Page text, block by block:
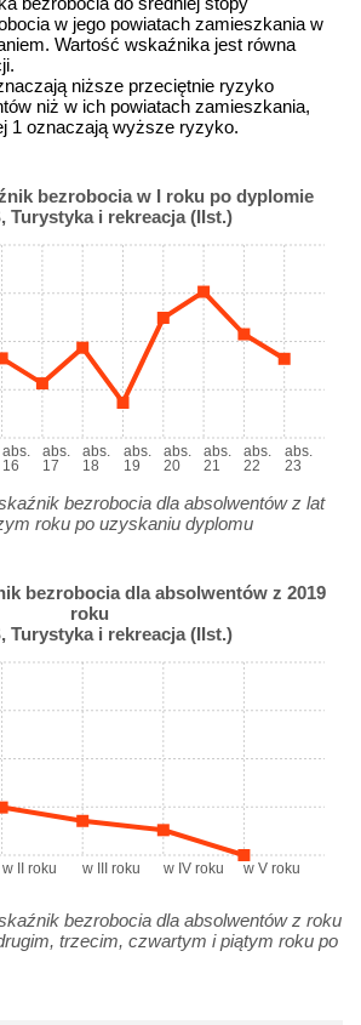
w jego powiatach zamieszkania w
Wartość wskaźnika jest równa
niższe przeciętnie ryzyko
niż w ich powiatach zamieszkania,
1 oznaczają wyższe ryzyko.
bezrobocia w I roku po dyplomie
Turystyka i rekreacja (IIst.)
abs.
16
abs.
17
abs.
18
abs.
19
abs.
20
abs.
21
abs.
22
abs.
23
bezrobocia dla absolwentów z lat
roku po uzyskaniu dyplomu
bezrobocia dla absolwentów z 2019
roku
Turystyka i rekreacja (IIst.)
w II roku w III roku w IV roku w V roku
bezrobocia dla absolwentów z roku
trzecim, czwartym i piątym roku po